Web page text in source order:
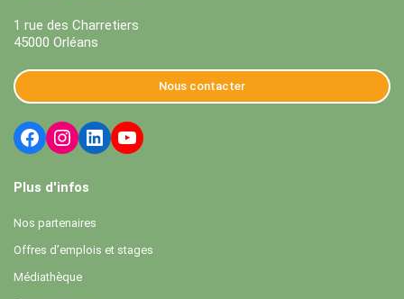
1 rue des Charretiers
45000 Orléans
Nous contacter
Plus d'infos
Nos partenaires
Offres d’emplois et stages
Médiathèque